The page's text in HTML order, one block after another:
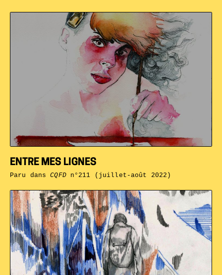
ENTRE MES LIGNES
Paru dansCQFDn°211 (juillet-août 2022)